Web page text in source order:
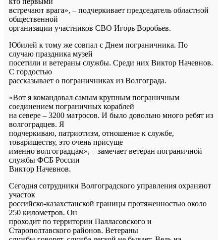
встречают врага», – подчеркивает председатель областной
общественной
организации участников СВО Игорь Воробьев.
Юбилей к тому же совпал с Днем пограничника. По
случаю праздника музей
посетили и ветераны службы. Среди них Виктор Начевнов.
С гордостью
рассказывает о пограничниках из Волгограда.
«Вот я командовал самым крупным пограничным
соединением пограничных кораблей
на севере – 3200 матросов. И было довольно много ребят из
волгоградцев. Я
подчеркиваю, патриотизм, отношение к службе,
товариществу, это очень присуще
именно волгоградцам», – замечает ветеран пограничной
службы ФСБ России
Виктор Начевнов.
Сегодня сотрудники Волгоградского управления охраняют
участок
российско-казахстанской границы протяженностью около
250 километров. Он
проходит по территории Палласовского и
Старополтавского районов. Ветераны